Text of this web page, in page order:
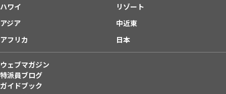
ハワイ
リゾート
アジア
中近東
アフリカ
日本
ウェブマガジン
特派員ブログ
ガイドブック